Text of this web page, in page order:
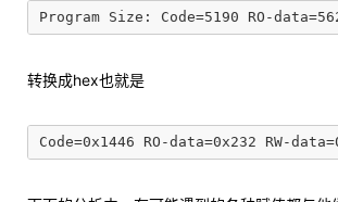
转换成hex也就是